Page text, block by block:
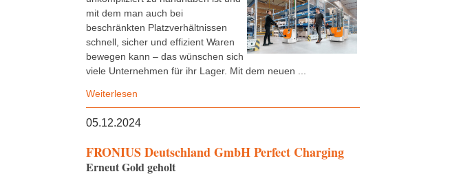
mit dem man auch bei
beschränkten Platzverhältnissen
schnell, sicher und effizient Waren
bewegen kann – das wünschen sich
viele Unternehmen für ihr Lager. Mit dem neuen ...
Weiterlesen
05.12.2024
FRONIUS Deutschland GmbH Perfect Charging
Erneut Gold geholt